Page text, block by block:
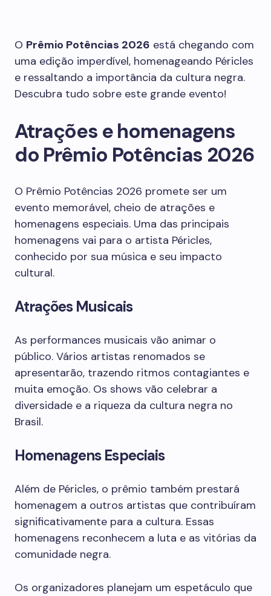
O Prêmio Potências 2026 está chegando com
uma edição imperdível, homenageando Péricles
e ressaltando a importância da cultura negra.
Descubra tudo sobre este grande evento!
Atrações e homenagens
do Prêmio Potências 2026
O Prêmio Potências 2026 promete ser um
evento memorável, cheio de atrações e
homenagens especiais. Uma das principais
homenagens vai para o artista Péricles,
conhecido por sua música e seu impacto
cultural.
Atrações Musicais
As performances musicais vão animar o
público. Vários artistas renomados se
apresentarão, trazendo ritmos contagiantes e
muita emoção. Os shows vão celebrar a
diversidade e a riqueza da cultura negra no
Brasil.
Homenagens Especiais
Além de Péricles, o prêmio também prestará
homenagem a outros artistas que contribuíram
significativamente para a cultura. Essas
homenagens reconhecem a luta e as vitórias da
comunidade negra.
Os organizadores planejam um espetáculo que